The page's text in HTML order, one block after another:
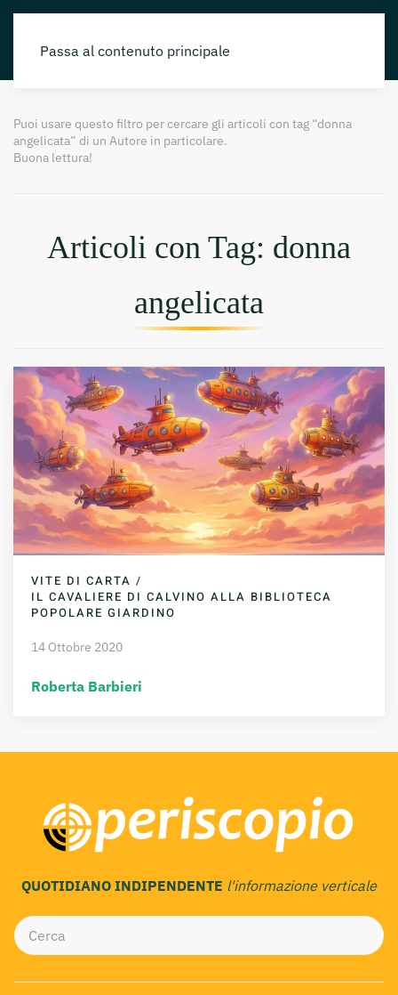
Passa al contenuto principale
Puoi usare questo filtro per cercare gli articoli con tag “donna
angelicata” di un Autore in particolare.
Buona lettura!
Articoli con Tag: donna
angelicata
VITE DI CARTA /
IL CAVALIERE DI CALVINO ALLA BIBLIOTECA
POPOLARE GIARDINO
14 Ottobre 2020
Roberta Barbieri
QUOTIDIANO INDIPENDENTE l'informazione verticale